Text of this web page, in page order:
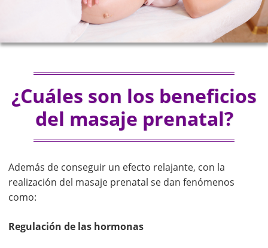
¿Cuáles son los beneficios
del masaje prenatal?
Además de conseguir un efecto relajante, con la
realización del masaje prenatal se dan fenómenos
como:
Regulación de las hormonas